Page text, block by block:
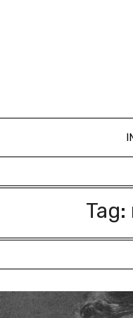
Tag: